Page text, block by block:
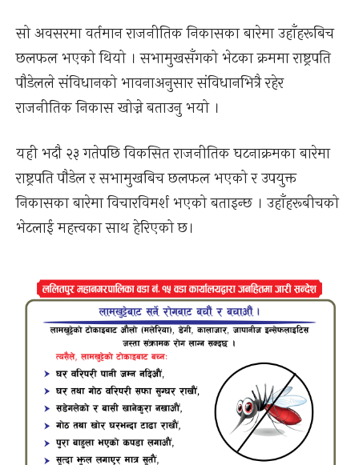
सो अवसरमा वर्तमान राजनीतिक निकासका बारेमा उहाँहरूबिच
छलफल भएको थियो । सभामुखसँगको भेटका क्रममा राष्ट्रपति
पौडेलले संविधानको भावनाअनुसार संविधानभित्रै रहेर
राजनीतिक निकास खोज्ने बताउनु भयो ।
यही भदौ २३ गतेपछि विकसित राजनीतिक घटनाक्रमका बारेमा
राष्ट्रपति पौडेल र सभामुखबिच छलफल भएको र उपयुक्त
निकासका बारेमा विचारविमर्श भएको बताइन्छ । उहाँहरूबीचको
भेटलाई महत्त्वका साथ हेरिएको छ।